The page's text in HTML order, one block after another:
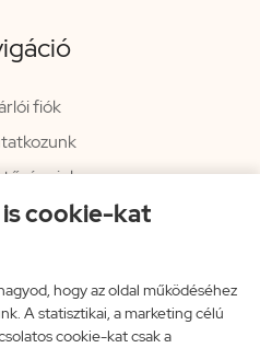
is cookie-kat
hogy az oldal működéséhez
A statisztikai, a marketing célú
cookie-kat csak a
fiók
főoldalra